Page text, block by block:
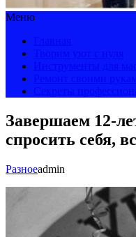
Меню
Завершаем 12-
спросить себя,
Разноеadmin